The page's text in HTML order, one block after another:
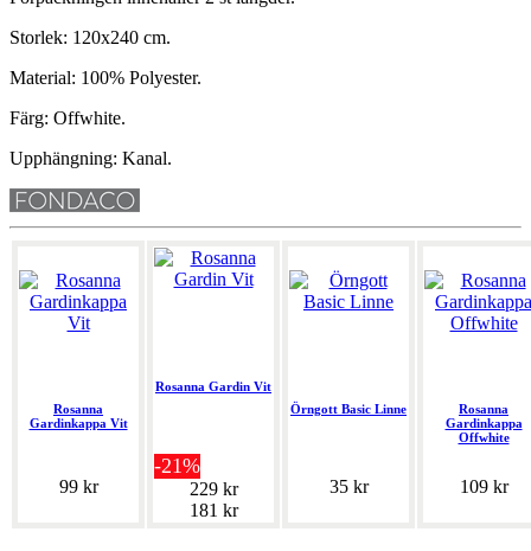
Storlek: 120x240 cm.
Material: 100% Polyester.
Färg: Offwhite.
Upphängning: Kanal.
Rosanna
Gardinkappa Vit
99 kr
Rosanna Gardin Vit
-21%
229 kr
181 kr
Örngott Basic Linne
35 kr
Rosanna
Gardinkappa
Offwhite
109 kr